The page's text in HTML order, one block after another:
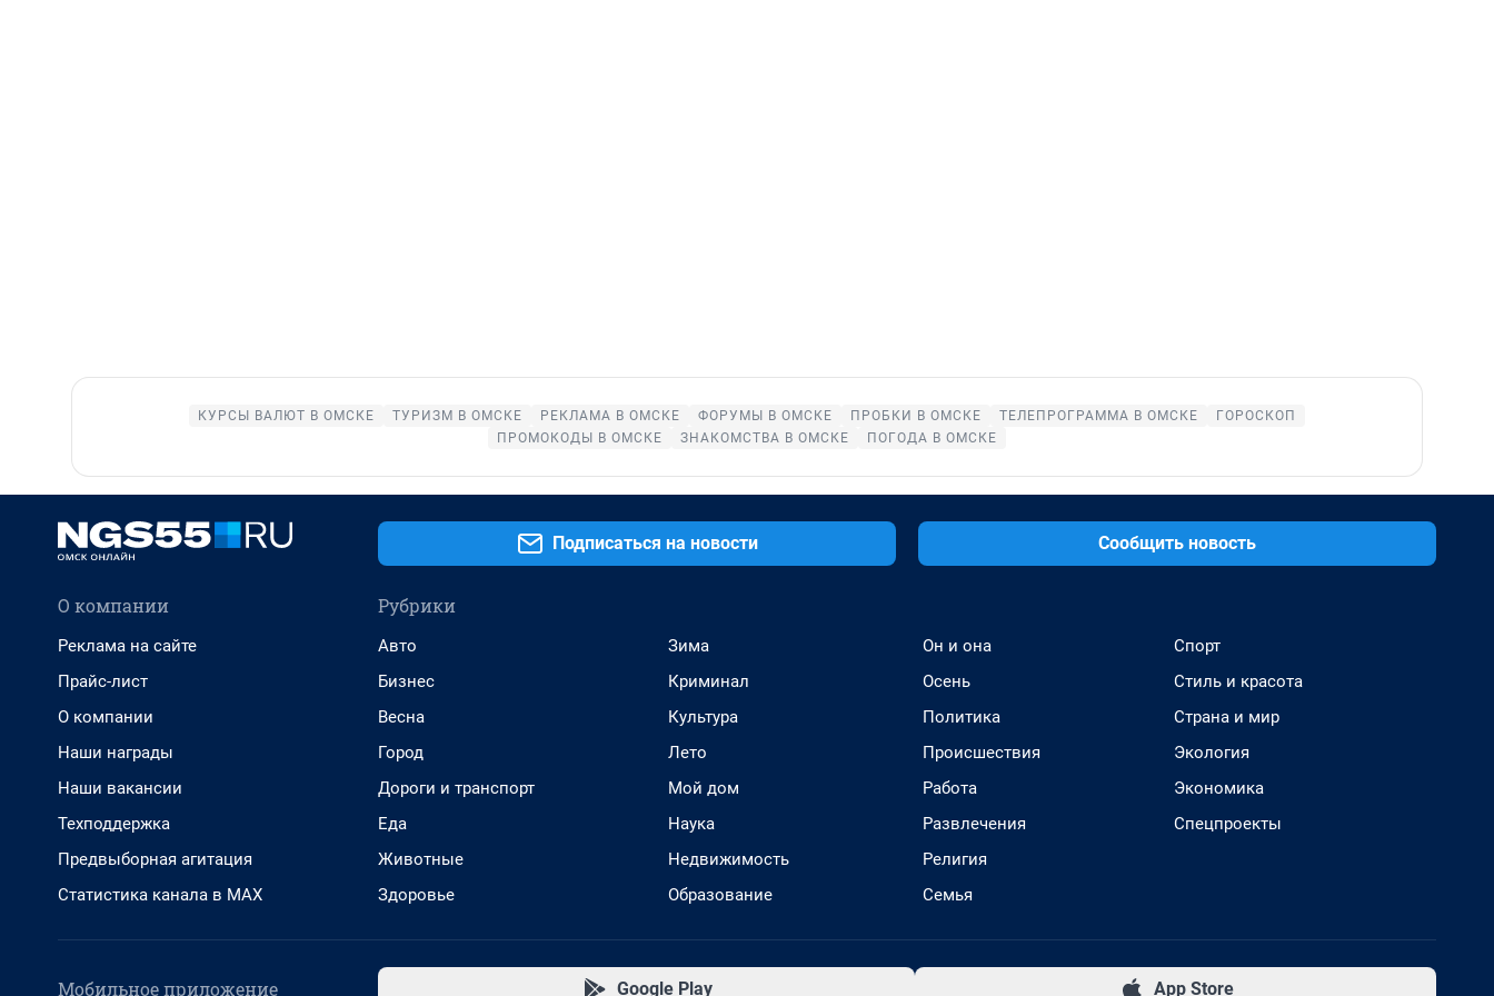
КУРСЫ ВАЛЮТ В ОМСКЕ ТУРИЗМ В ОМСКЕ РЕКЛАМА В ОМСКЕ ФОРУМЫ В ОМСКЕ ПРОБКИ В ОМСКЕ ТЕЛЕПРОГРАММА В ОМСКЕ
ГОРОСКОП
ПРОМОКОДЫ В ОМСКЕ
ЗНАКОМСТВА В ОМСКЕ ПОГОДА В ОМСКЕ
Подписаться на новости Сообщить новость
О компании
Реклама на сайте
Прайс-лист
О компании
Наши награды
Наши вакансии
Техподдержка
Предвыборная агитация
Статистика канала в MAX
Рубрики
Авто
Бизнес
Весна
Город
Дороги и транспорт
Еда
Животные
Здоровье
Зима
Криминал
Культура
Лето
Мой дом
Наука
Недвижимость
Образование
Он и она
Осень
Политика
Происшествия
Работа
Развлечения
Религия
Семья
Спорт
Стиль и красота
Страна и мир
Экология
Экономика
Спецпроекты
Мобильное приложение Google Play App Store